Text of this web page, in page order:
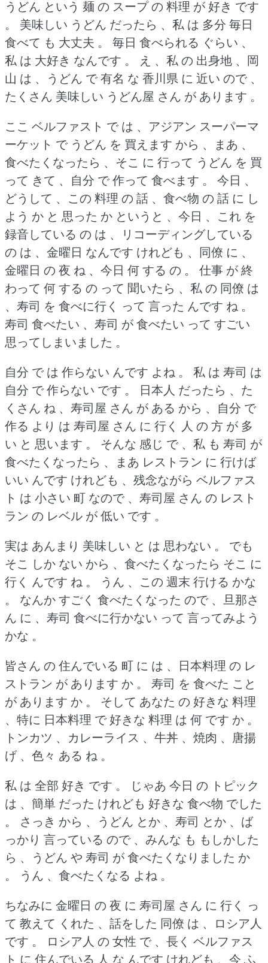
うどん という 麺 の スープ の 料理 が 好き です
。
美味しい うどん だったら 、私 は 多分 毎日
食べて も 大丈夫 。
毎日 食べられる ぐらい 、
私 は 大好き なんです 。
え 、私 の 出身地 、岡
山 は 、うどん で 有名 な 香川県 に 近い ので 、
たくさん 美味しい うどん屋 さん が あります 。
ここ ベルファスト で は 、アジアン スーパーマ
ーケット で うどん を 買えます から 、まあ 、
食べたくなったら 、そこ に 行って うどん を 買
って きて 、自分 で 作って 食べます 。
今日 、
どうして 、この 料理 の 話 、食べ物 の 話 に し
よう か と 思った か というと 、今日 、これ を
録音している の は 、リコーディングしている
の は 、金曜日 なんです けれども 、同僚 に 、
金曜日 の 夜 ね 、今日 何 する の 。
仕事 が 終
わって 何 する の って 聞いたら 、私 の 同僚 は
、寿司 を 食べに行く って 言った んです ね 。
寿司 食べたい 、寿司 が 食べたい って すごい
思ってしまいました 。
自分 で は 作らない んです よね 。
私 は 寿司 は
自分 で 作らない です 。
日本人 だったら 、た
くさん ね 、寿司屋 さん が ある から 、自分 で
作る より は 寿司屋 さん に 行く 人 の 方 が 多
い と 思います 。
そんな 感じ で 、私 も 寿司 が
食べたくなったら 、まあ レストラン に 行けば
いい んです けれども 、残念ながら ベルファス
ト は 小さい 町 なので 、寿司屋 さん の レスト
ラン の レベル が 低い です 。
実は あんまり 美味しい と は 思わない 。
でも
そこ しか ない から 、食べたくなったら そこ に
行く んです ね 。
うん 、この 週末 行ける かな
。
なんか すごく 食べたくなった ので 、旦那さ
ん に 、寿司 食べに行かない って 言ってみよう
かな 。
皆さん の 住んでいる 町 に は 、日本料理 の レ
ストラン が あります か 。
寿司 を 食べた こと
が あります か 。
そして あなた の 好きな 料理
、特に 日本料理 で 好きな 料理 は 何 です か 。
トンカツ 、カレーライス 、牛丼 、焼肉 、唐揚
げ 、色々 ある ね 。
私 は 全部 好き です 。
じゃあ 今日 の トピック
は 、簡単 だった けれども 好きな 食べ物 でした
。
さっき から 、うどん とか 、寿司 とか 、ば
っかり 言っている ので 、みんな も もしかした
ら 、うどん や 寿司 が 食べたくなりました か
。
うん 、食べたくなる よね 。
ちなみに 金曜日 の 夜 に 寿司屋 さん に 行く っ
て 教えて くれた 、話をした 同僚 は 、ロシア人
です 。
ロシア人 の 女性 で 、長く ベルファス
ト に 住んでいる 人 な んです けれども 、今 ふ